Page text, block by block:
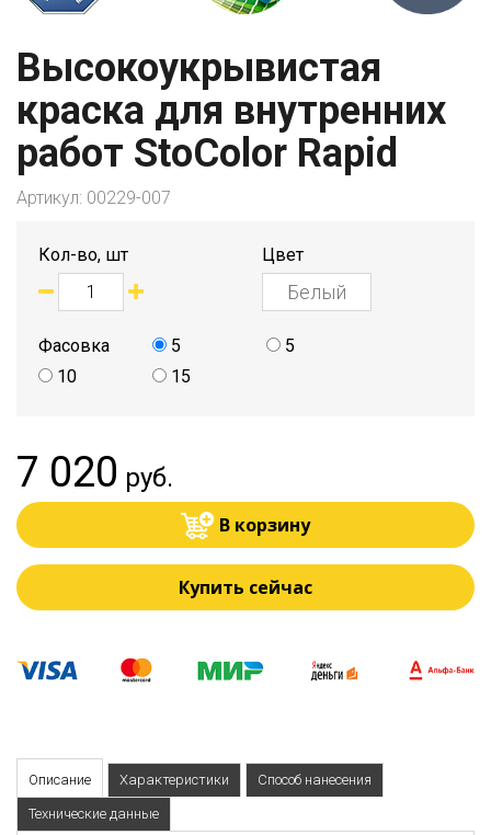
Высокоукрывистая
краска для внутренних
работ StoColor Rapid
Артикул: 00229-007
Кол-во, шт Цвет
Фасовка 5
5
10
15
7 020 руб.
В корзину
Купить сейчас
Описание Характеристики Способ нанесения
Технические данные